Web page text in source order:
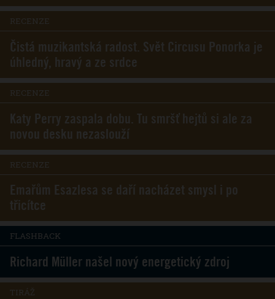
RECENZE
Čistá muzikantská radost. Svět Circusu Ponorka je
úhledný, hravý a ze srdce
RECENZE
Katy Perry zaspala dobu. Tu smršť hejtů si ale za
novou desku nezaslouží
RECENZE
Emařům Esazlesa se daří nacházet smysl i po
třicítce
FLASHBACK
Richard Müller našel nový energetický zdroj
TIRÁŽ